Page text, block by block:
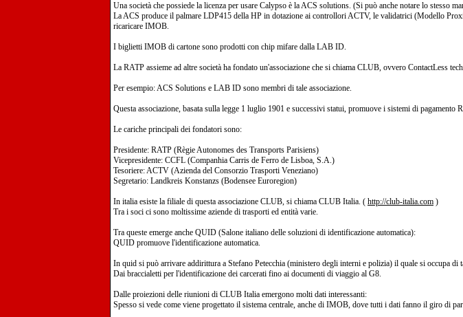
Una società che possiede la licenza per usare Calypso è la ACS solutions. (Si può anche notare lo stesso
La ACS produce il palmare LDP415 della HP in dotazione ai controllori ACTV, le validatrici (Modello
ricaricare IMOB.
I biglietti IMOB di cartone sono prodotti con chip mifare dalla LAB ID.
La RATP assieme ad altre società ha fondato un'associazione che si chiama CLUB, ovvero ContactLess
Per esempio: ACS Solutions e LAB ID sono membri di tale associazione.
Questa associazione, basata sulla legge 1 luglio 1901 e successivi statui, promuove i sistemi di pagamento
Le cariche principali dei fondatori sono:
Presidente: RATP (Règie Autonomes des Transports Parisiens)
Vicepresidente: CCFL (Companhia Carris de Ferro de Lisboa, S.A.)
Tesoriere: ACTV (Azienda del Consorzio Trasporti Veneziano)
Segretario: Landkreis Konstanzs (Bodensee Euroregion)
In italia esiste la filiale di questa associazione CLUB, si chiama CLUB Italia. ( http://club-italia.com )
Tra i soci ci sono moltissime aziende di trasporti ed entità varie.
Tra queste emerge anche QUID (Salone italiano delle soluzioni di identificazione automatica):
QUID promuove l'identificazione automatica.
In quid si può arrivare addirittura a Stefano Petecchia (ministero degli interni e polizia) il quale si occupa di
Dai braccialetti per l'identificazione dei carcerati fino ai documenti di viaggio al G8.
Dalle proiezioni delle riunioni di CLUB Italia emergono molti dati interessanti:
Spesso si vede come viene progettato il sistema centrale, anche di IMOB, dove tutti i dati fanno il giro di